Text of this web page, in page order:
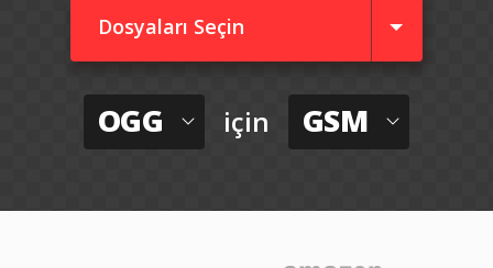
Dosyaları Seçin
OGG için GSM